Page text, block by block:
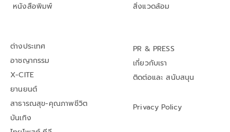
หนังสือพิมพ์
สิ่งแวดล้อม
ต่างประเทศ
อาชญากรรม
X-CITE
ยานยนต์
สาธารณสุข-คุณภาพชีวิต
บันเทิง
PR & PRESS
เกี่ยวกับเรา
ติดต่อและ สนับสนุน
Privacy Policy